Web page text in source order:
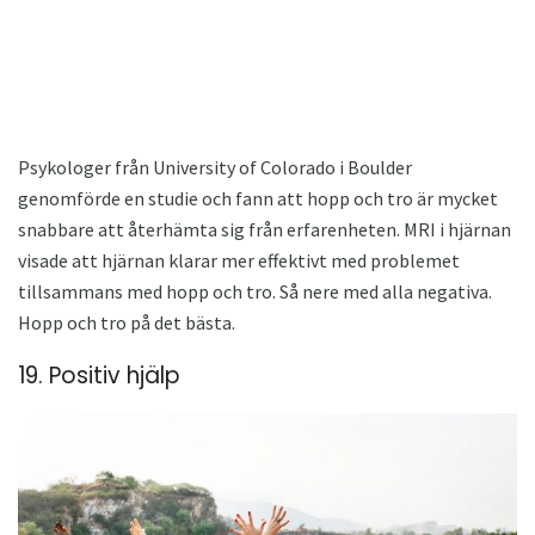
Psykologer från University of Colorado i Boulder
genomförde en studie och fann att hopp och tro är mycket
snabbare att återhämta sig från erfarenheten. MRI i hjärnan
visade att hjärnan klarar mer effektivt med problemet
tillsammans med hopp och tro. Så nere med alla negativa.
Hopp och tro på det bästa.
19. Positiv hjälp